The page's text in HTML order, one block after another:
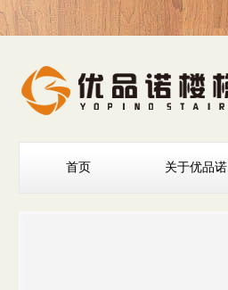
首页 关于优品诺